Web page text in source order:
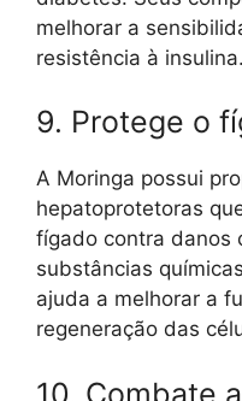
melhorar a
resistência à insulina.
9. Protege o
A Moringa possui
hepatoprotetoras
fígado contra danos
substâncias
ajuda a melhorar a
regeneração das
10. Combate